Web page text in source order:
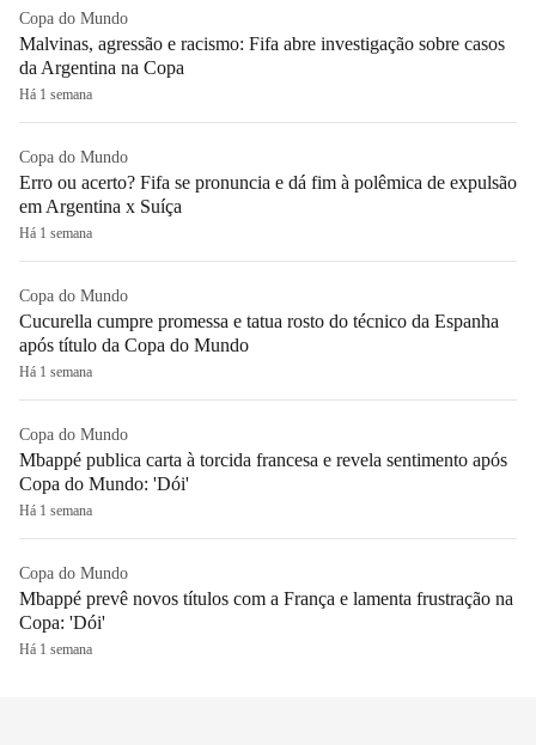
Copa do Mundo
Malvinas, agressão e racismo: Fifa abre investigação sobre casos
da Argentina na Copa
Há 1 semana
Copa do Mundo
Erro ou acerto? Fifa se pronuncia e dá fim à polêmica de expulsão
em Argentina x Suíça
Há 1 semana
Copa do Mundo
Cucurella cumpre promessa e tatua rosto do técnico da Espanha
após título da Copa do Mundo
Há 1 semana
Copa do Mundo
Mbappé publica carta à torcida francesa e revela sentimento após
Copa do Mundo: 'Dói'
Há 1 semana
Copa do Mundo
Mbappé prevê novos títulos com a França e lamenta frustração na
Copa: 'Dói'
Há 1 semana